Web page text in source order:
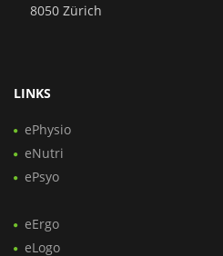
8050 Zürich
LINKS
ePhysio
eNutri
ePsyo
eErgo
eLogo